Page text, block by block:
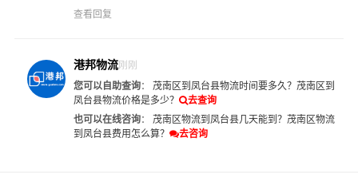
查看回复
港邦物流刚刚
您可以自助查询： 茂南区到凤台县物流时间要多久？ 茂南区到
凤台县物流价格是多少？
去查询
也可以在线咨询： 茂南区物流到凤台县几天能到？ 茂南区物流
到凤台县费用怎么算？
去咨询